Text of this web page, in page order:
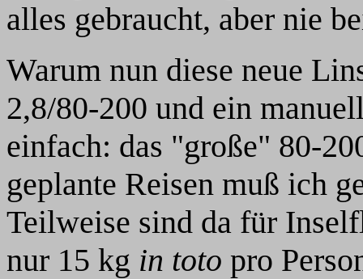
alles gebraucht, aber nie
Warum nun diese neue
2,8/80-200 und ein
einfach: das "große" 80-
geplante Reisen muß ich
Teilweise sind da für
nur 15 kg in toto pro